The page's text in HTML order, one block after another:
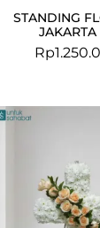
STANDING
Rp